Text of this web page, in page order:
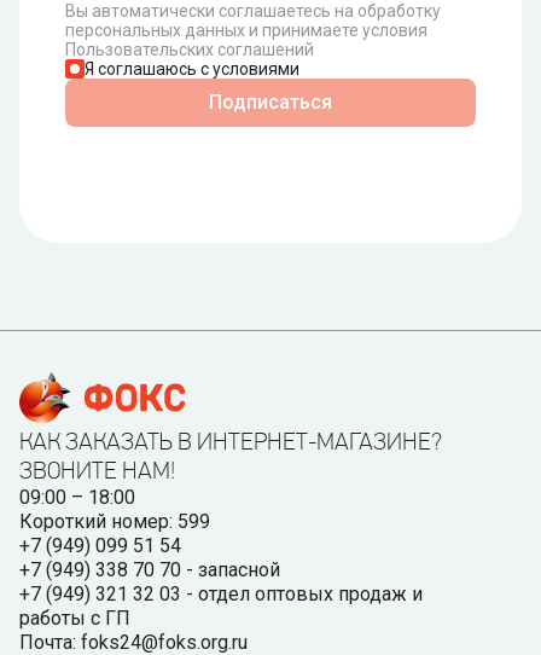
Вы автоматически соглашаетесь на обработку
персональных данных и принимаете условия
Пользовательских соглашений
Я соглашаюсь с условиями
Подписаться
КАК ЗАКАЗАТЬ В ИНТЕРНЕТ-МАГАЗИНЕ?
ЗВОНИТЕ НАМ!
09:00 – 18:00
Короткий номер: 599
+7 (949) 099 51 54
+7 (949) 338 70 70 - запасной
+7 (949) 321 32 03 - отдел оптовых продаж и
работы с ГП
Почта: foks24@foks.org.ru